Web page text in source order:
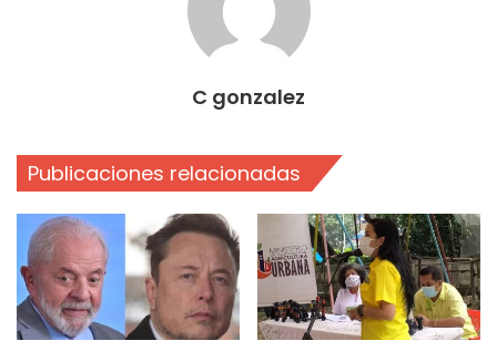
C gonzalez
Publicaciones relacionadas